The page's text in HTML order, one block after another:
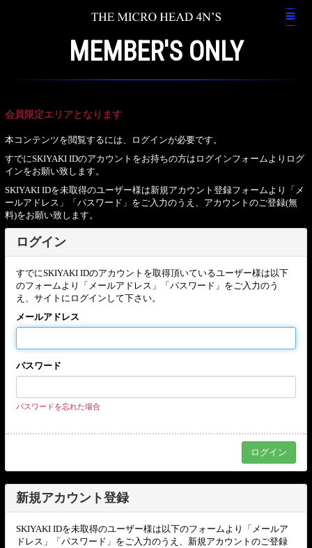
MEMBER'S ONLY
会員限定エリアとなります
本コンテンツを閲覧するには、ログインが必要です。
すでにSKIYAKI IDのアカウントをお持ちの方はログインフォームよりログ
インをお願い致します。
SKIYAKI IDを未取得のユーザー様は新規アカウント登録フォームより「メ
ールアドレス」「パスワード」をご入力のうえ、アカウントのご登録(無
料)をお願い致します。
ログイン
すでにSKIYAKI IDのアカウントを取得頂いているユーザー様は以下
のフォームより「メールアドレス」「パスワード」をご入力のう
え、サイトにログインして下さい。
メールアドレス
パスワード
パスワードを忘れた場合
新規アカウント登録
SKIYAKI IDを未取得のユーザー様は以下のフォームより「メールア
ドレス」「パスワード」をご入力のうえ、新規アカウントのご登録